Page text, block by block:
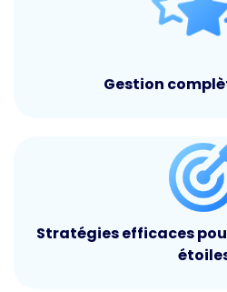
Gestion
Stratégies efficaces